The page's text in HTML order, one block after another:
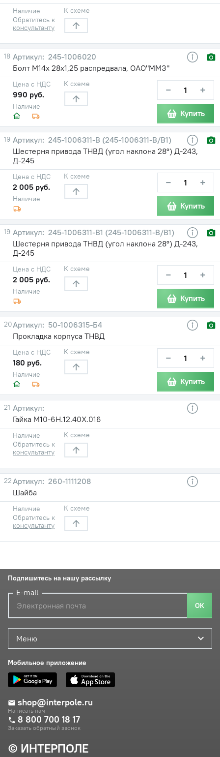
Наличие
Обратитесь к
консультанту
К схеме
18
245-1006020
Болт М14х 28х1,25 распредвала, ОАО"ММЗ"
Наличие
Цена с НДС
990 руб.
К схеме − +
Купить
19
245-1006311-В (245-1006311-В/В1)
Шестерня привода ТНВД (угол наклона 28°) Д-243,
Д-245
Наличие
Цена с НДС
2 005 руб.
К схеме − +
Купить
19
245-1006311-В1 (245-1006311-В/В1)
Шестерня привода ТНВД (угол наклона 28°) Д-243,
Д-245
Наличие
Цена с НДС
2 005 руб.
К схеме − +
Купить
20
50-1006315-Б4
Прокладка корпуса ТНВД
Наличие
Цена с НДС
180 руб.
К схеме − +
Купить
21
Гайка М10-6Н.12.40Х.016
Наличие
Обратитесь к
консультанту
К схеме
22
260-1111208
Шайба
Наличие
Обратитесь к
консультанту
К схеме
© ИНТЕРПОЛЕ
Меню
Мобильное приложение
shop@interpole.ru
Написать нам
8 800 700 18 17
Заказать обратный звонок
Подпишитесь на нашу рассылку
E-mail
ОК